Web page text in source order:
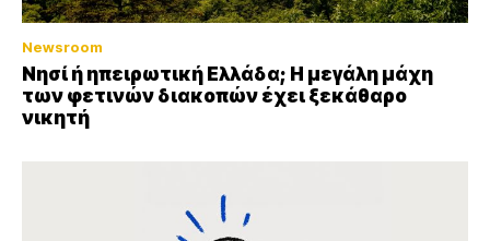
Newsroom
Νησί ή ηπειρωτική Ελλάδα; Η μεγάλη μάχη
των φετινών διακοπών έχει ξεκάθαρο
νικητή